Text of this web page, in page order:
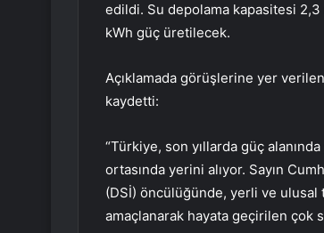
edildi. Su depolama kapasitesi 2,3
kWh güç üretilecek.
Açıklamada görüşlerine yer
kaydetti:
“Türkiye, son yıllarda güç
ortasında yerini alıyor. Sayın
(DSİ) öncülüğünde, yerli ve ulusal
amaçlanarak hayata geçirilen çok